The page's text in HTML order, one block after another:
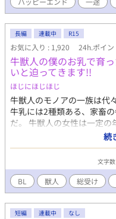
う。 秘密を知った佐原に
れからも俺のプレイに付き
なれ」と脅されることに
Subが、心が通わなかった
がらもDomの本当の想いを
佐原真（27）Dom。営業成
泉の同僚。 受け:和泉理人
途に死んだ恋人を想い続け
ルに※つけます。
長編 連載中 R15
お気に入り : 1,920 24h.ポイン
牛獣人の僕のお乳で育
いと迫ってきます!!
ほじにほじほじ
牛獣人のモノアの一族は代
牛乳には2種類ある、家畜
だ。 牛獣人の女性は一定
ことが出来る。 そして、
ているが母と姉達の牛乳は
に高値で売っていた。 あ
息様がお乳を呑まないと相
達の牛乳を詰めた哺乳瓶を
与えてみても飲んでくれな
と僕を見て何かを訴えてく
「僕はまだ子供でしかも男
続
文字
BL 獣人 総受け
短編 連載中 なし